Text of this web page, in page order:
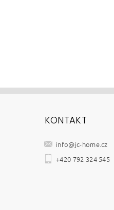
KONTAKT
info@jc-home.cz
+420 792 324 545